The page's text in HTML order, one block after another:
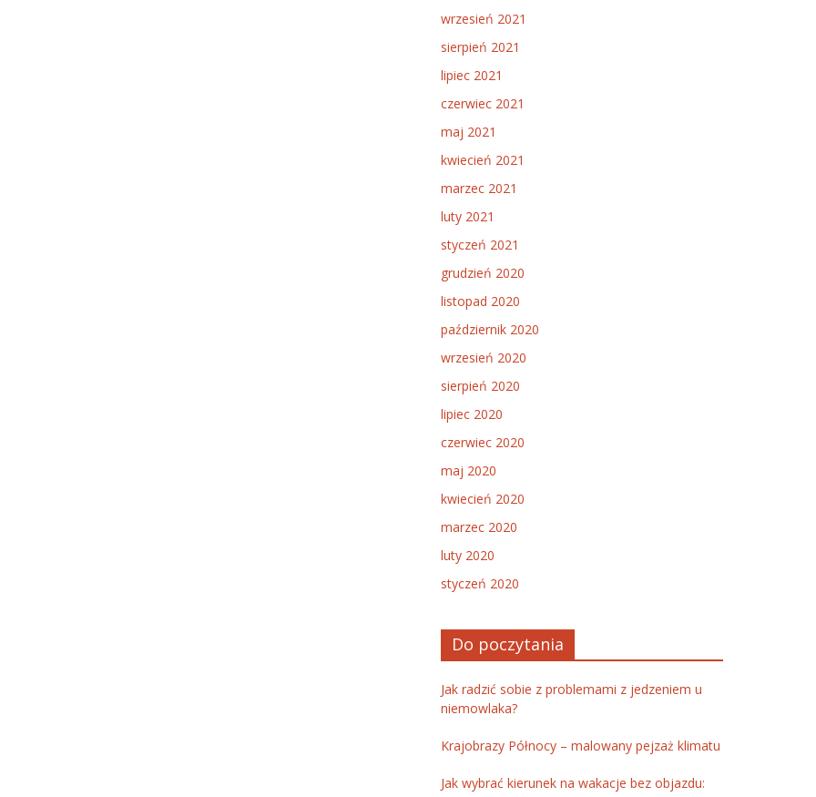
wrzesień 2021
sierpień 2021
lipiec 2021
czerwiec 2021
maj 2021
kwiecień 2021
marzec 2021
luty 2021
styczeń 2021
grudzień 2020
listopad 2020
październik 2020
wrzesień 2020
sierpień 2020
lipiec 2020
czerwiec 2020
maj 2020
kwiecień 2020
marzec 2020
luty 2020
styczeń 2020
Do poczytania
Jak radzić sobie z problemami z jedzeniem u
niemowlaka?
Krajobrazy Północy – malowany pejzaż klimatu
Jak wybrać kierunek na wakacje bez objazdu: